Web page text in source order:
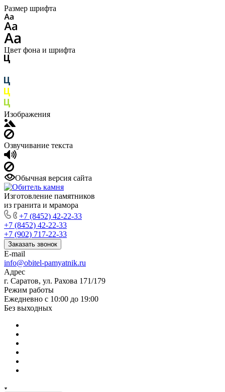
Размер шрифта
Цвет фона и шрифта
Изображения
Озвучивание текста
Обычная версия сайта
Изготовление памятников
из гранита и мрамора
+7 (8452) 42-22-33
+7 (8452) 42-22-33
+7 (902) 717-22-33
Заказать звонок
E-mail
info@obitel-pamyatnik.ru
Адрес
г. Саратов, ул. Рахова 171/179
Режим работы
Ежедневно с 10:00 до 19:00
Без выходных